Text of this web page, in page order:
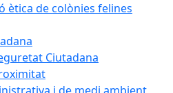
ètica de colònies felines
Ciutadana